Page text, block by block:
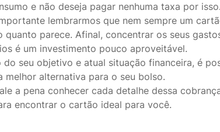
e não deseja pagar nenhuma taxa por isso.
lembrarmos que nem sempre um
quanto parece. Afinal, concentrar os seus
é um investimento pouco aproveitável.
seu objetivo e atual situação financeira, é
melhor alternativa para o seu bolso.
a pena conhecer cada detalhe dessa
encontrar o cartão ideal para você.